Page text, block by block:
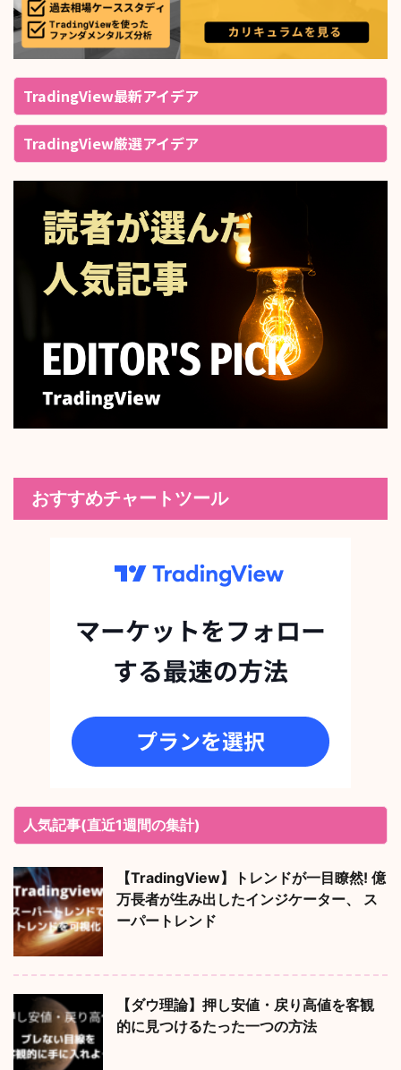
TradingView最新アイデア
TradingView厳選アイデア
おすすめチャートツール
人気記事(直近1週間の集計)
【TradingView】トレンドが一目瞭然! 億
万長者が生み出したインジケーター、 ス
ーパートレンド
【ダウ理論】押し安値・戻り高値を客観
的に見つけるたった一つの方法